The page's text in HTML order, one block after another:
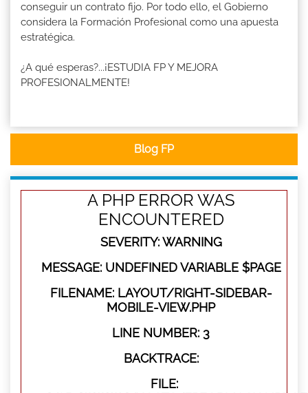
conseguir un contrato fijo. Por todo ello, el Gobierno
considera la Formación Profesional como una apuesta
estratégica.
¿A qué esperas?...¡ESTUDIA FP Y MEJORA
PROFESIONALMENTE!
Blog FP
A PHP ERROR WAS
ENCOUNTERED
SEVERITY: WARNING
MESSAGE: UNDEFINED VARIABLE $PAGE
FILENAME: LAYOUT/RIGHT-SIDEBAR-
MOBILE-VIEW.PHP
LINE NUMBER: 3
BACKTRACE:
FILE: